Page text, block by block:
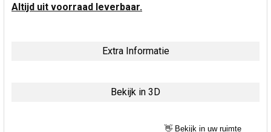
Altijd uit voorraad leverbaar.
Extra Informatie
Bekijk in 3D